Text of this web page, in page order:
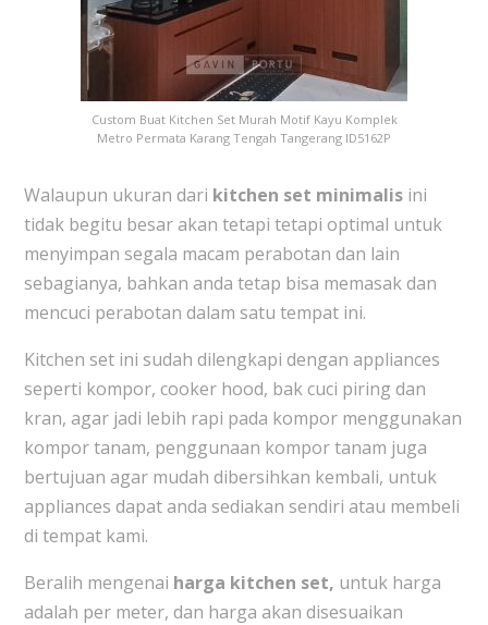
Custom Buat Kitchen Set Murah Motif Kayu Komplek
Metro Permata Karang Tengah Tangerang ID5162P
Walaupun ukuran dari kitchen set minimalisini
tidak begitu besar akan tetapi tetapi optimal untuk
menyimpan segala macam perabotan dan lain
sebagianya, bahkan anda tetap bisa memasak dan
mencuci perabotan dalam satu tempat ini.
Kitchen set ini sudah dilengkapi dengan appliances
seperti kompor, cooker hood, bak cuci piring dan
kran, agar jadi lebih rapi pada kompor menggunakan
kompor tanam, penggunaan kompor tanam juga
bertujuan agar mudah dibersihkan kembali, untuk
appliances dapat anda sediakan sendiri atau membeli
di tempat kami.
Beralih mengenai harga kitchen set, untuk harga
adalah per meter, dan harga akan disesuaikan